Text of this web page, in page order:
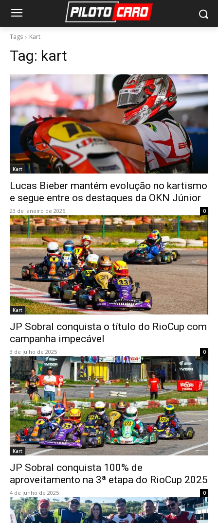
Tags Kart
Tag: kart
Kart
Lucas Bieber mantém evolução no kartismo
e segue entre os destaques da OKN Júnior
23 de janeiro de 2026 0
Kart
JP Sobral conquista o título do RioCup com
campanha impecável
3 de julho de 2025 0
Kart
JP Sobral conquista 100% de
aproveitamento na 3ª etapa do RioCup 2025
4 de junho de 2025 0